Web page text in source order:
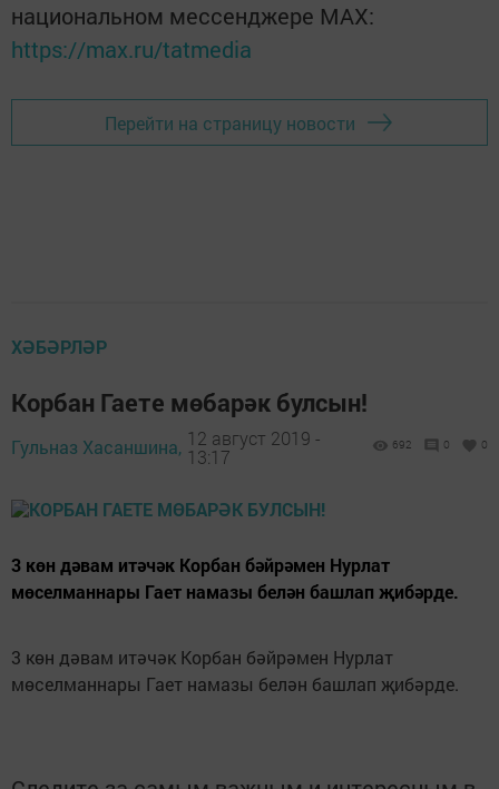
национальном мессенджере MАХ:
https://max.ru/tatmedia
Перейти на страницу новости
ХӘБӘРЛӘР
Корбан Гаете мөбарәк булсын!
Гульназ Хасаншина, 12 август 2019 -
13:17
692 0 0
3 көн дәвам итәчәк Корбан бәйрәмен Нурлат
мөселманнары Гает намазы белән башлап җибәрде.
3 көн дәвам итәчәк Корбан бәйрәмен Нурлат
мөселманнары Гает намазы белән башлап җибәрде.